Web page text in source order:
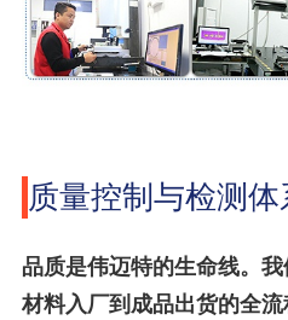
质量控制与检测体
品质是伟迈特的生命线。
材料入厂到成品出货的全流